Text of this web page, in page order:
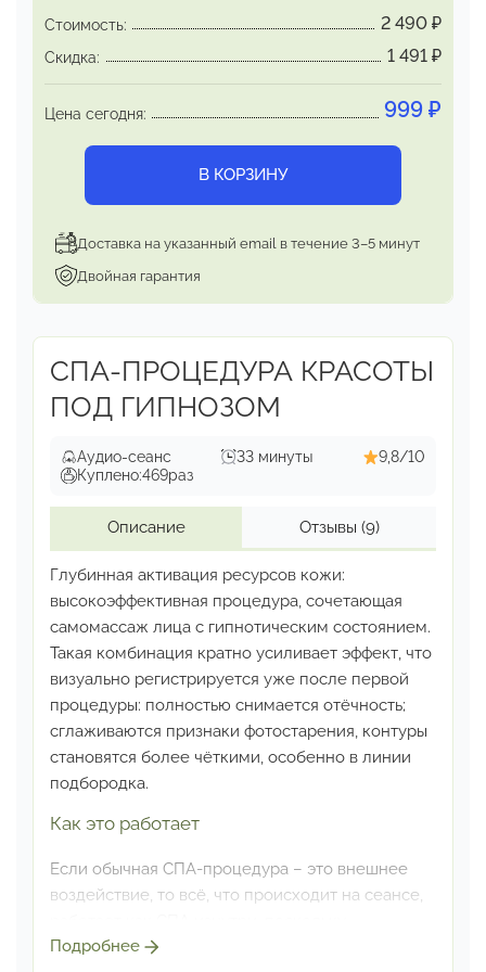
Стоимость: 2 490 ₽
Скидка: 1 491 ₽
Цена сегодня: 999 ₽
В КОРЗИНУ
Доставка на указанный email в течение 3–5 минут
Двойная гарантия
СПА-ПРОЦЕДУРА КРАСОТЫ
ПОД ГИПНОЗОМ
Аудио-сеанс 33 минуты
9,8/10
Куплено:469раз
Описание Отзывы (9)
Глубинная активация ресурсов кожи:
высокоэффективная процедура, сочетающая
самомассаж лица с гипнотическим состоянием.
Такая комбинация кратно усиливает эффект, что
визуально регистрируется уже после первой
процедуры: полностью снимается отёчность;
сглаживаются признаки фотостарения, контуры
становятся более чёткими, особенно в линии
подбородка.
Как это работает
Если обычная СПА-процедура – это внешнее
воздействие, то всё, что происходит на сеансе,
гипнотическое состояние обеспечивает 2 вещи:
Подробнее